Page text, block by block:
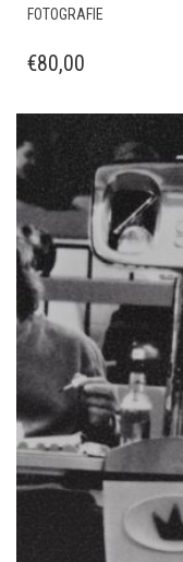
FOTOGRAFIE
€80,00